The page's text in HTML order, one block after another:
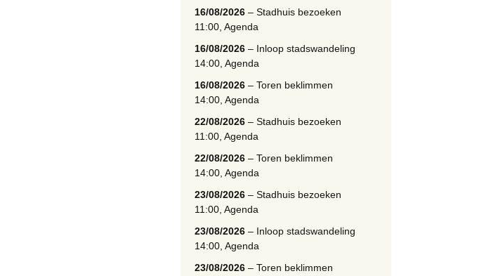
16/08/2026 – Stadhuis bezoeken
11:00, Agenda
16/08/2026 – Inloop stadswandeling
14:00, Agenda
16/08/2026 – Toren beklimmen
14:00, Agenda
22/08/2026 – Stadhuis bezoeken
11:00, Agenda
22/08/2026 – Toren beklimmen
14:00, Agenda
23/08/2026 – Stadhuis bezoeken
11:00, Agenda
23/08/2026 – Inloop stadswandeling
14:00, Agenda
23/08/2026 – Toren beklimmen